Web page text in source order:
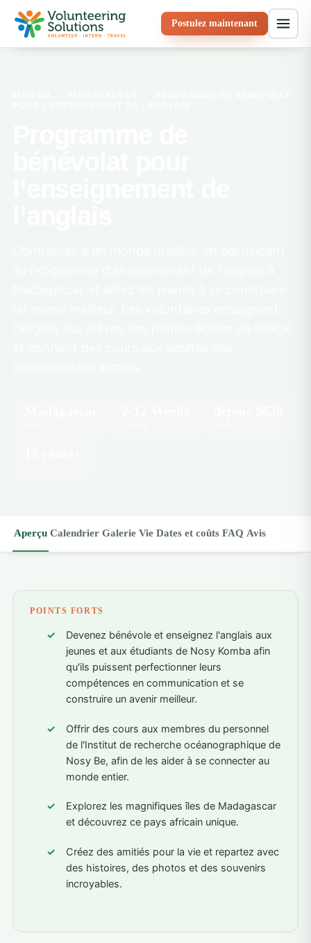
Postulez maintenant
Aperçu Calendrier Galerie Vie Dates et coûts FAQ Avis
POINTS FORTS
Devenez bénévole et enseignez l'anglais aux
jeunes et aux étudiants de Nosy Komba afin
qu'ils puissent perfectionner leurs
compétences en communication et se
construire un avenir meilleur.
Offrir des cours aux membres du personnel
de l'Institut de recherche océanographique de
Nosy Be, afin de les aider à se connecter au
monde entier.
Explorez les magnifiques îles de Madagascar
et découvrez ce pays africain unique.
Créez des amitiés pour la vie et repartez avec
des histoires, des photos et des souvenirs
incroyables.